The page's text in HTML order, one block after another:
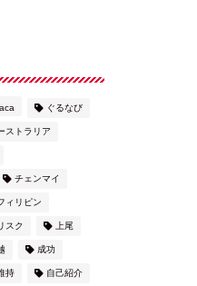
ぐるなび
ストラリア
チェンマイ
ィリピン
スク 上尾
成功
持 自己紹介